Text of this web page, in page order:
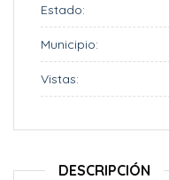
Estado:
Municipio:
Vistas:
DESCRIPCIÓN